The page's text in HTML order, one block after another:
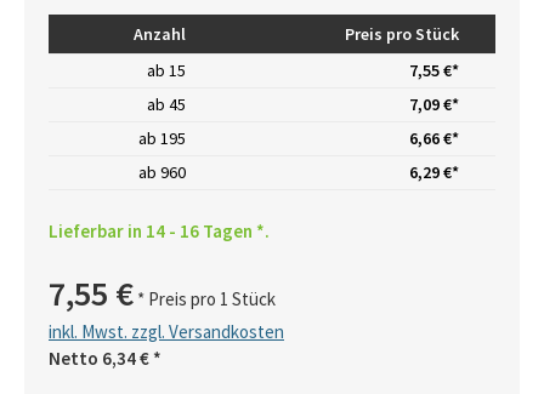
Anzahl
Preis pro Stück
ab 15
7,55 €*
ab 45
7,09 €*
ab 195
6,66 €*
ab 960 6,29 €*
Lieferbar in 14 - 16 Tagen *.
7,55 € * Preis pro 1 Stück
inkl. Mwst. zzgl. Versandkosten
Netto 6,34 € *